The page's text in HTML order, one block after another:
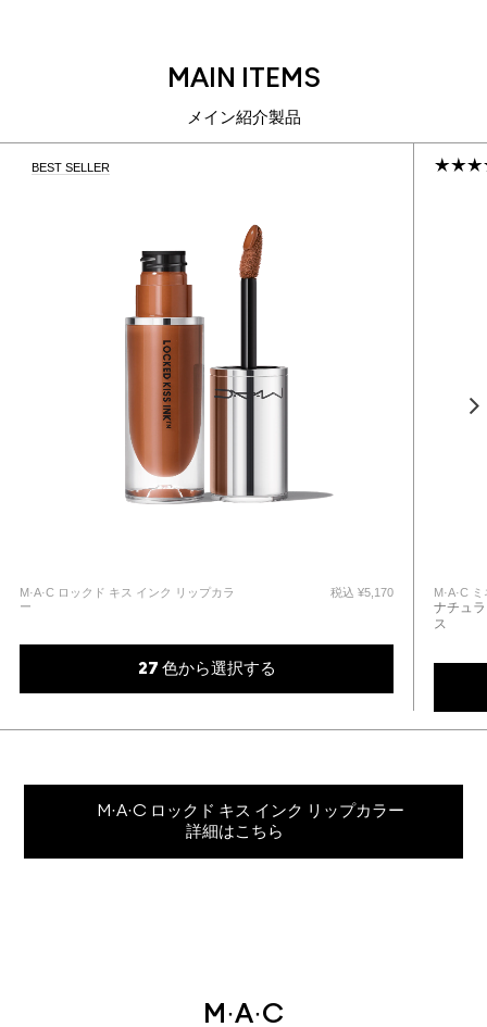
MAIN ITEMS
メイン紹介製品
BEST SELLER
M·A·C ロックド キス インク リップカラ
ー
税込 ¥5,170
27 色から選択する
M·A·C
ナチュ
ス
M·A·C ロックド キス インク リップカラー
詳細はこちら
M·A·C